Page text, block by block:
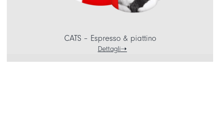
CATS – Espresso & piattino
Dettagli